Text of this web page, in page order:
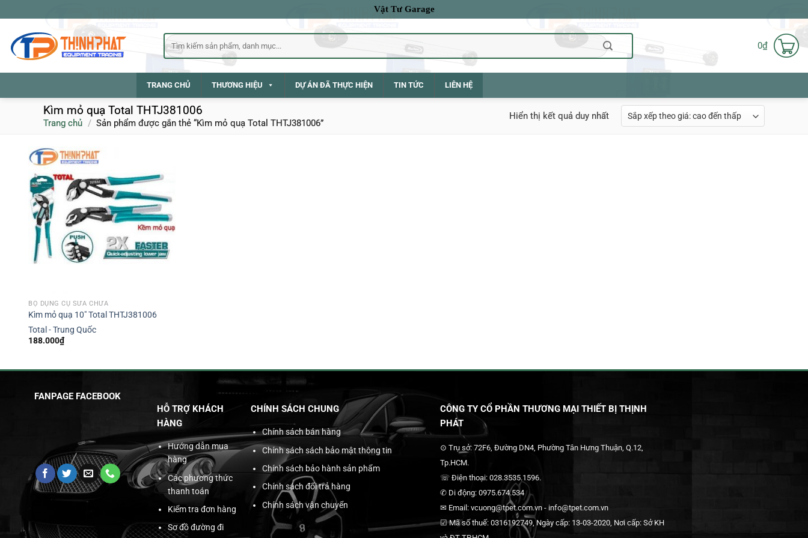
qua
dung
Vật Tư Garage
Tìm
kiếm:
0₫
TRANG CHỦ THƯƠNG HIỆU DỰ ÁN ĐÃ THỰC HIỆN TIN TỨC LIÊN HỆ
Kìm mỏ quạ Total THTJ381006
Trang chủ / Sản phẩm được gắn thẻ “Kìm mỏ quạ Total THTJ381006”
Hiển thị kết quả duy nhất
BỘ DỤNG CỤ SỬA CHỮA
Kìm mỏ quạ 10″ Total THTJ381006
Total - Trung Quốc
188.000₫
FANPAGE FACEBOOK
HỖ TRỢ KHÁCH
HÀNG
Hướng dẫn mua
hàng
Các phương thức
thanh toán
Kiểm tra đơn hàng
Sơ đồ đường đi
CHÍNH SÁCH CHUNG
Chính sách bán hàng
Chính sách sách bảo mật thông tin
Chính sách bảo hành sản phẩm
Chính sách đổi trả hàng
Chính sách vận chuyển
CÔNG TY CỔ PHẦN THƯƠNG MẠI THIẾT BỊ THỊNH
PHÁT
⊙ Trụ sở: 72F6, Đường DN4, Phường Tân Hưng Thuận, Q.12,
Tp.HCM.
☏ Điện thoại: 028.3535.1596.
✆ Di động: 0975.674.534
✉ Email: vcuong@tpet.com.vn - info@tpet.com.vn
☑ Mã số thuế: 0316192749, Ngày cấp: 13-03-2020, Nơi cấp: Sở KH